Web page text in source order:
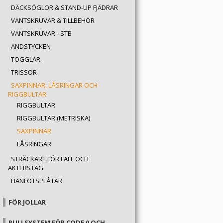
DÄCKSÖGLOR & STAND-UP FJÄDRAR
VANTSKRUVAR & TILLBEHÖR
VANTSKRUVAR - STB
ÄNDSTYCKEN
TOGGLAR
TRISSOR
SAXPINNAR, LÅSRINGAR OCH
RIGGBULTAR
RIGGBULTAR
RIGGBULTAR (METRISKA)
SAXPINNAR
LÅSRINGAR
STRÄCKARE FÖR FALL OCH
AKTERSTAG
HANFOTSPLÅTAR
FÖR JOLLAR